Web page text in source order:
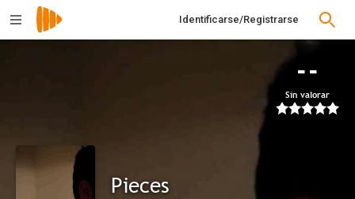
Identificarse/Registrarse
--
Sin valorar
Pieces